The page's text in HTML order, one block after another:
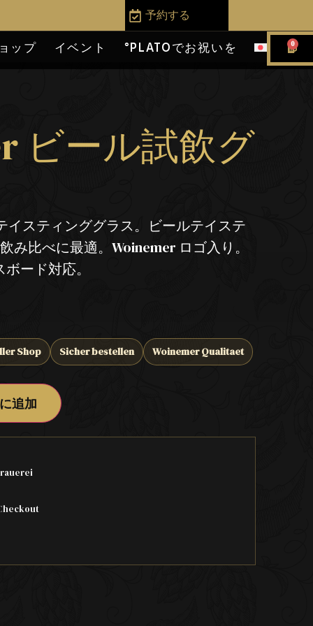
予約する
ップ イベント °PLATOでお祝いを 0
ビール試飲グ
イスティンググラス。ビールテイステ
み比べに最適。Woinemer ロゴ入り。
ード対応。
Shop Sicher bestellen Woinemer Qualitaet
追加